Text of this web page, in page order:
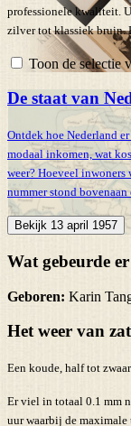
professionele kwaliteit.
zilver tot klassiek bruin.
Toon de selectie
De staat van
Ontdek hoe Nederland
modaal inkomen, wat
weer? Hoeveel inwoners
nummer stond
Bekijk 13 april 1957
Wat gebeurde
Geboren: Karin
Het weer van
Een koude, half tot
Er viel in totaal 0.1 mm
uur waarbij de